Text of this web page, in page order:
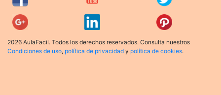
2026 AulaFacil. Todos los derechos reservados. Consulta nuestros
Condiciones de uso, política de privacidad y política de cookies.